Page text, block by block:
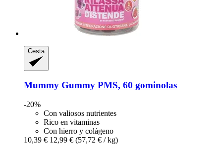
Cesta
Mummy Gummy PMS, 60 gominolas
-20%
Con valiosos nutrientes
Rico en vitaminas
Con hierro y colágeno
10,39 € 12,99 € (57,72 € / kg)